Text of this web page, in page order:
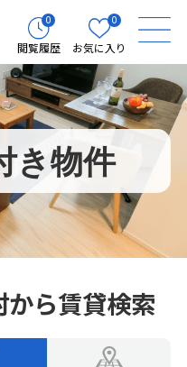
0
閲覧履歴
0
お気に入り
き物件
ら賃貸検索